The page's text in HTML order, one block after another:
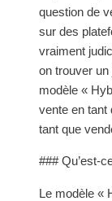
question de
sur des
vraiment
on trouver un
modèle «
vente en tant
tant que
### Qu’est-
Le modèle «